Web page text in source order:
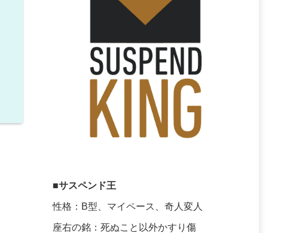
■サスペンド王
性格：B型、マイペース、奇人変人
座右の銘：死ぬこと以外かすり傷